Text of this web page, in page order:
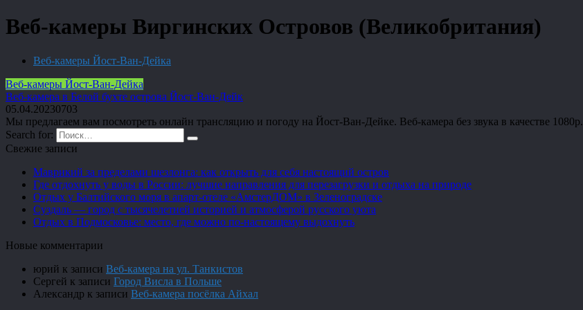
Веб-камеры Виргинских Островов (Великобритания)
Веб-камеры Йост-Ван-Дейка
Веб-камеры Йост-Ван-Дейка
Веб-камера в Белой бухте острова Йост-Ван-Дейк
05.04.20230703
Мы предлагаем вам посмотреть онлайн трансляцию и погоду на Йост-Ван-Дейке. Веб-камера без звука в качестве 1080p.
Search for:
Свежие записи
Маврикий за пределами шезлонга: как открыть для себя настоящий остров
Где отдохнуть у воды в России: лучшие направления для перезагрузки и отдыха на природе
Отдых у Балтийского моря в апарт-отеле «АмстерДОМ» в Зеленоградске
Суздаль — город с тысячелетней историей и атмосферой русского уюта
Отдых в Подмосковье: место, где можно по-настоящему выдохнуть
Новые комментарии
юрий к записи Веб-камера на ул. Танкистов
Сергей к записи Город Висла в Польше
Александр к записи Веб-камера посёлка Айхал